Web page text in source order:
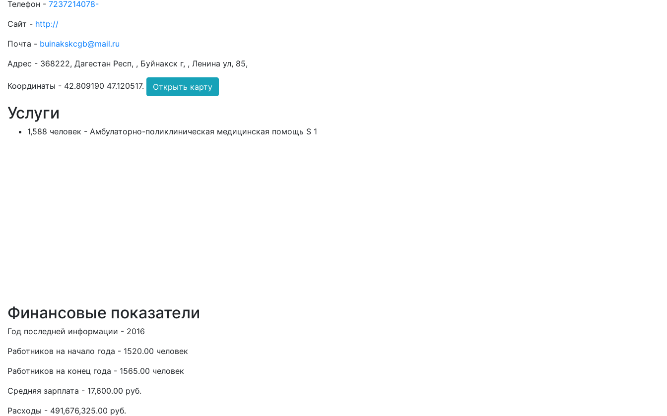
Телефон - 7237214078-
Сайт - http://
Почта - buinakskcgb@mail.ru
Адрес - 368222, Дагестан Респ, , Буйнакск г, , Ленина ул, 85,
Координаты - 42.809190 47.120517. Открыть карту
Услуги
1,588 человек - Амбулаторно-поликлиническая медицинская помощь S 1
Финансовые показатели
Год последней информации - 2016
Работников на начало года - 1520.00 человек
Работников на конец года - 1565.00 человек
Средняя зарплата - 17,600.00 руб.
Расходы - 491,676,325.00 руб.